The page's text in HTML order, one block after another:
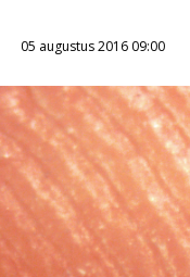
05 augustus 2016 09:00